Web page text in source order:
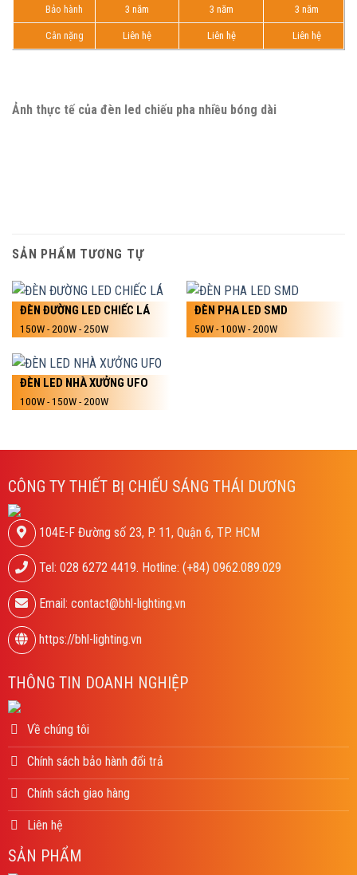
Bảo hành 3 năm 3 năm 3 năm
Cân nặng Liên hệ Liên hệ Liên hệ
Ảnh thực tế của đèn led chiếu pha nhiều bóng dài
SẢN PHẨM TƯƠNG TỰ
ĐÈN ĐƯỜNG LED CHIẾC LÁ
150W - 200W - 250W
ĐÈN PHA LED SMD
50W - 100W - 200W
ĐÈN LED NHÀ XƯỞNG UFO
100W - 150W - 200W
CÔNG TY THIẾT BỊ CHIẾU SÁNG THÁI DƯƠNG
104E-F Đường số 23, P. 11, Quận 6, TP. HCM
Tel: 028 6272 4419. Hotline: (+84) 0962.089.029
Email: contact@bhl-lighting.vn
https://bhl-lighting.vn
THÔNG TIN DOANH NGHIỆP
Về chúng tôi
Chính sách bảo hành đổi trả
Chính sách giao hàng
Liên hệ
SẢN PHẨM